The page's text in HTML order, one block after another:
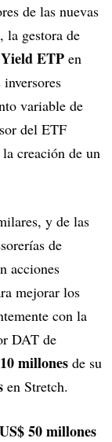
de las nuevas
la gestora de
ETP en
variable de
del ETF
creación de un
y de las
de
acciones
mejorar los
con la
DAT de
millones de su
en Stretch.
US$ 50 millones